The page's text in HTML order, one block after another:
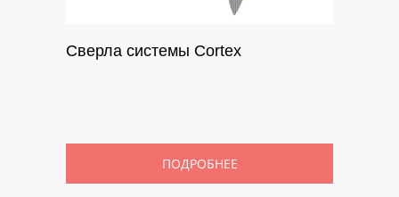
Сверла системы Cortex
ПОДРОБНЕЕ